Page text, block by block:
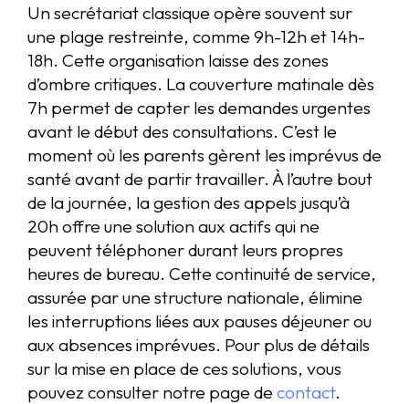
Un secrétariat classique opère souvent sur
une plage restreinte, comme 9h-12h et 14h-
18h. Cette organisation laisse des zones
d’ombre critiques. La couverture matinale dès
7h permet de capter les demandes urgentes
avant le début des consultations. C’est le
moment où les parents gèrent les imprévus de
santé avant de partir travailler. À l’autre bout
de la journée, la gestion des appels jusqu’à
20h offre une solution aux actifs qui ne
peuvent téléphoner durant leurs propres
heures de bureau. Cette continuité de service,
assurée par une structure nationale, élimine
les interruptions liées aux pauses déjeuner ou
aux absences imprévues. Pour plus de détails
sur la mise en place de ces solutions, vous
pouvez consulter notre page de contact.